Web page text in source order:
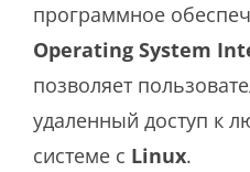
программное
Operating System
позволяет
удаленный доступ к
системе с Linux.